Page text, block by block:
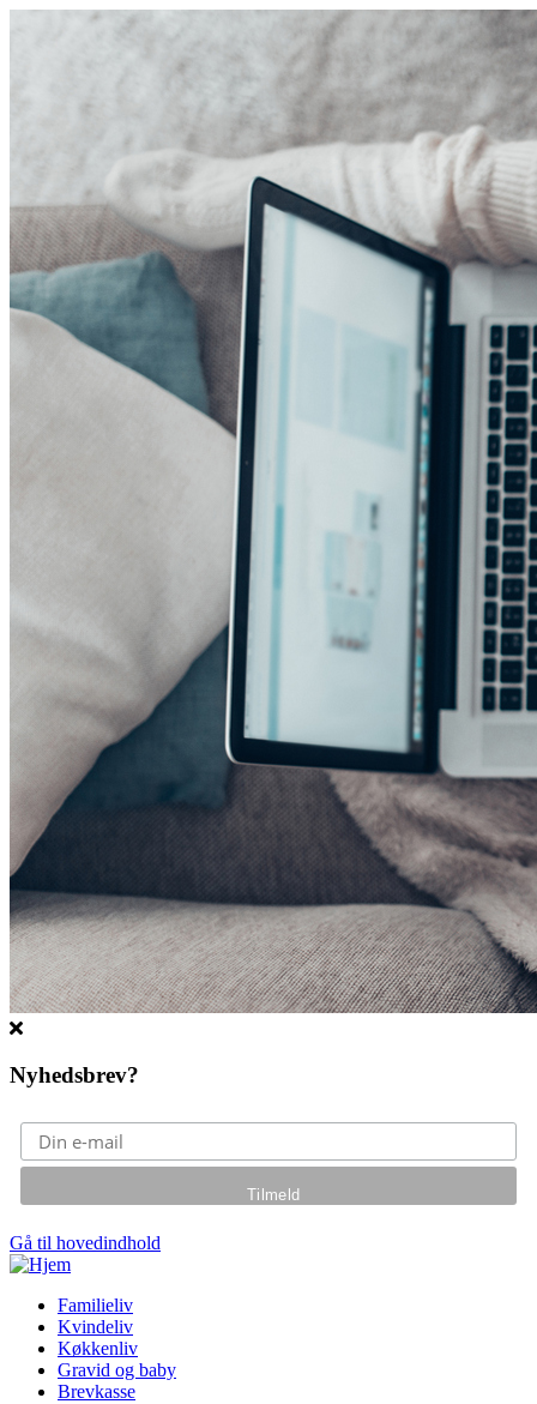
Nyhedsbrev?
Gå til hovedindhold
Familieliv
Kvindeliv
Køkkenliv
Gravid og baby
Brevkasse